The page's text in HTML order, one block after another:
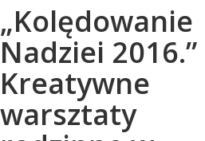
„Kolędowanie
Nadziei 2016.”
Kreatywne
warsztaty